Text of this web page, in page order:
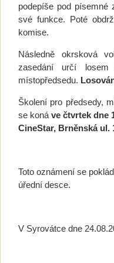
podepíše pod
své funkce. Poté
komise.
Následně okrsková
zasedání určí
místopředsedu.
Školení pro předsedy,
se koná ve čtvrtek dne
CineStar, Brněnská ul.
Toto oznámení se
úřední desce.
V Syrovátce dne